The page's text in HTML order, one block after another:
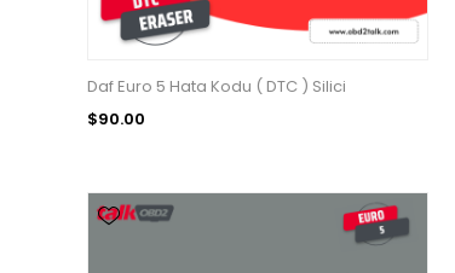
Daf Euro 5 Hata Kodu ( DTC ) Silici
$90.00